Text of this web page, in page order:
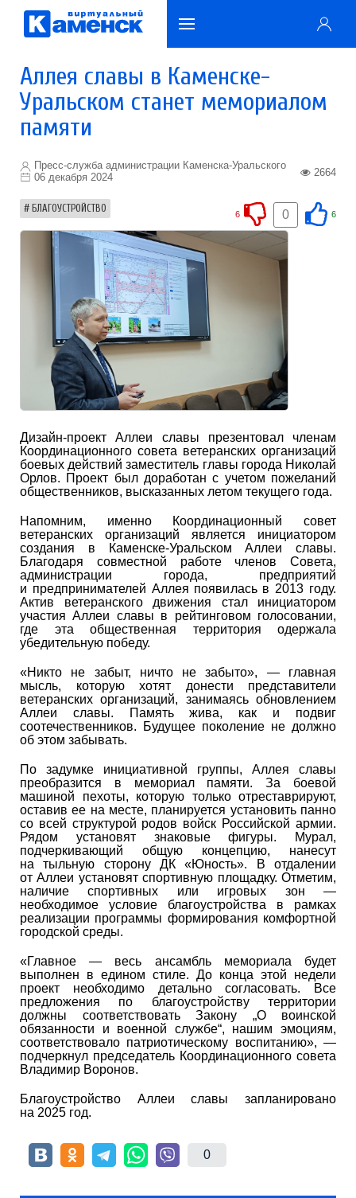
Аллея славы в Каменске-
Уральском станет мемориалом
памяти
Пресс-служба администрации Каменска-Уральского
06 декабря 2024
2664
БЛАГОУСТРОЙСТВО 6
0
6
Дизайн-проект Аллеи славы презентовал членам
Координационного совета ветеранских организаций
боевых действий заместитель главы города Николай
Орлов. Проект был доработан с учетом пожеланий
общественников, высказанных летом текущего года.
Напомним, именно Координационный совет
ветеранских организаций является инициатором
создания в Каменске-Уральском Аллеи славы.
Благодаря совместной работе членов Совета,
администрации города, предприятий
и предпринимателей Аллея появилась в 2013 году.
Актив ветеранского движения стал инициатором
участия Аллеи славы в рейтинговом голосовании,
где эта общественная территория одержала
убедительную победу.
«Никто не забыт, ничто не забыто», — главная
мысль, которую хотят донести представители
ветеранских организаций, занимаясь обновлением
Аллеи славы. Память жива, как и подвиг
соотечественников. Будущее поколение не должно
об этом забывать.
По задумке инициативной группы, Аллея славы
преобразится в мемориал памяти. За боевой
машиной пехоты, которую только отреставрируют,
оставив ее на месте, планируется установить панно
со всей структурой родов войск Российской армии.
Рядом установят знаковые фигуры. Мурал,
подчеркивающий общую концепцию, нанесут
на тыльную сторону ДК «Юность». В отдалении
от Аллеи установят спортивную площадку. Отметим,
наличие спортивных или игровых зон —
необходимое условие благоустройства в рамках
реализации программы формирования комфортной
городской среды.
«Главное — весь ансамбль мемориала будет
выполнен в едином стиле. До конца этой недели
проект необходимо детально согласовать. Все
предложения по благоустройству территории
должны соответствовать Закону „О воинской
обязанности и военной службе“, нашим эмоциям,
соответствовало патриотическому воспитанию», —
подчеркнул председатель Координационного совета
Владимир Воронов.
Благоустройство Аллеи славы запланировано
на 2025 год.
0